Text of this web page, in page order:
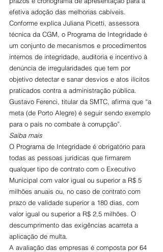
efetiva adoção das melhorias cabíveis.
Conforme explica Juliana Picetti, assessora
técnica da CGM, o Programa de Integridade é
um conjunto de mecanismos e procedimentos
internos de integridade, auditoria e incentivo à
denúncia de irregularidades que tem por
objetivo detectar e sanar desvios e atos ilícitos
praticados contra a administração pública.
Gustavo Ferenci, titular da SMTC, afirma que “a
meta (de Porto Alegre) é seguir sendo exemplo
para o país no combate à corrupção”.
Saiba mais
O Programa de Integridade é obrigatório para
todas as pessoas jurídicas que firmarem
qualquer tipo de contrato com o Executivo
Municipal com valor igual ou superior a R$ 5
milhões anuais ou, no caso de contrato com
prazo de validade superior a 180 dias, com
valor igual ou superior a R$ 2,5 milhões. O
descumprimento das exigências acarreta a
aplicação de multa.
A avaliação das empresas é composta por 64